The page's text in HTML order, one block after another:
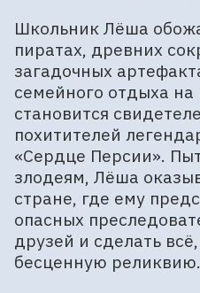
Школьник Лёша
пиратах, древних
загадочных
семейного отдыха
становится
похитителей
«Сердце Персии».
злодеям, Лёша
стране, где ему
опасных
друзей и сделать
бесценную реликвию.